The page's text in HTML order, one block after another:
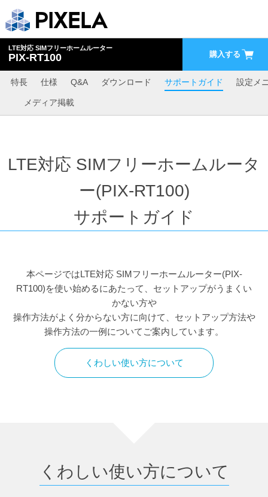
LTE対応 SIMフリーホームルーター
PIX-RT100 購入する
特長 仕様 Q&A ダウンロード サポートガイド 設定メ
メディア掲載
LTE対応 SIMフリーホームルータ
ー(PIX-RT100)
サポートガイド
本ページではLTE対応 SIMフリーホームルーター(PIX-
RT100)を使い始めるにあたって、セットアップがうまくい
かない方や
操作方法がよく分からない方に向けて、セットアップ方法や
操作方法の一例についてご案内しています。
くわしい使い方について
くわしい使い方について